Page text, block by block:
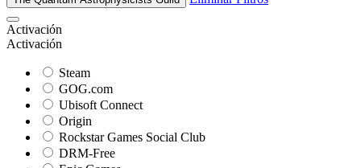
Activación
Activación
Steam
GOG.com
Ubisoft Connect
Origin
Rockstar Games Social Club
DRM-Free